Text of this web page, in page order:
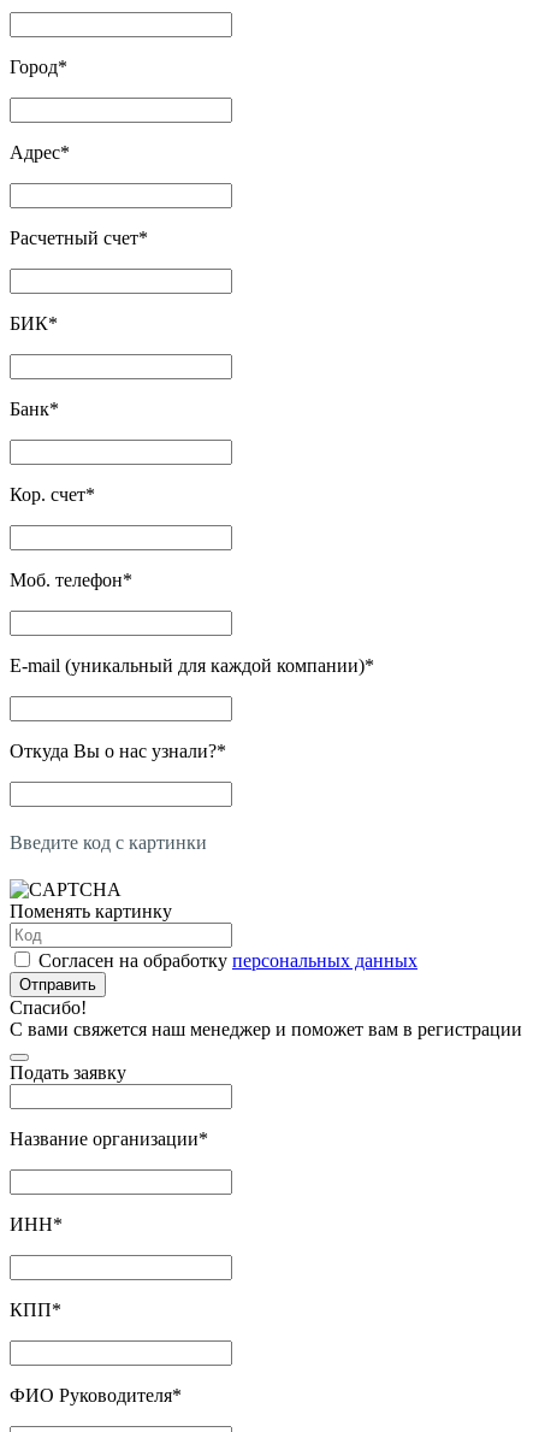
Город*
Адрес*
Расчетный счет*
БИК*
Банк*
Кор. счет*
Моб. телефон*
E-mail (уникальный для каждой компании)*
Откуда Вы о нас узнали?*
Введите код с картинки
Поменять картинку
Согласен на обработку персональных данных
Отправить
Спасибо!
С вами свяжется наш менеджер и поможет вам в регистрации
Подать заявку
Название организации*
ИНН*
КПП*
ФИО Руководителя*